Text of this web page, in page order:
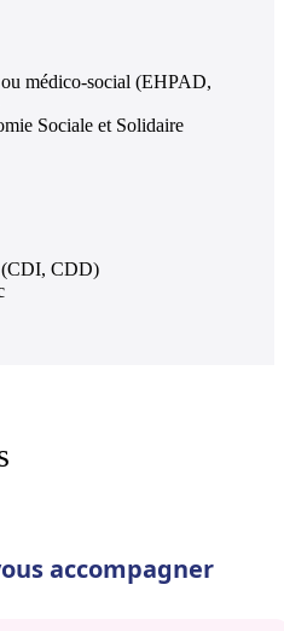
médico-social (EHPAD,
Sociale et Solidaire
(CDI, CDD)
accompagner